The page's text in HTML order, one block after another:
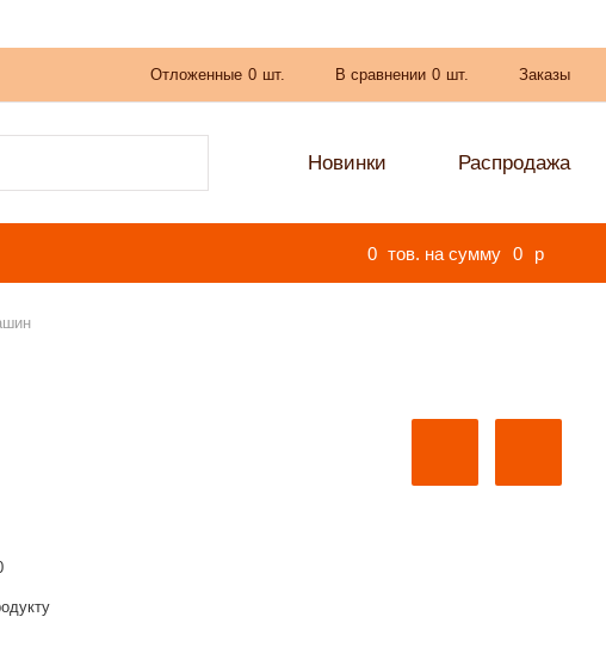
Отложенные 0 шт. В сравнении 0 шт. Заказы
Новинки Распродажа
0 тов. на сумму 0 p